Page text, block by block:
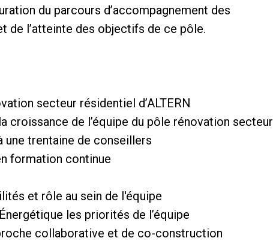
du parcours d’accompagnement des
de l’atteinte des objectifs de ce pôle.
secteur résidentiel d’ALTERN
croissance de l’équipe du pôle rénovation secteur
une trentaine de conseillers
formation continue
et rôle au sein de l'équipe
les priorités de l’équipe
collaborative et de co-construction